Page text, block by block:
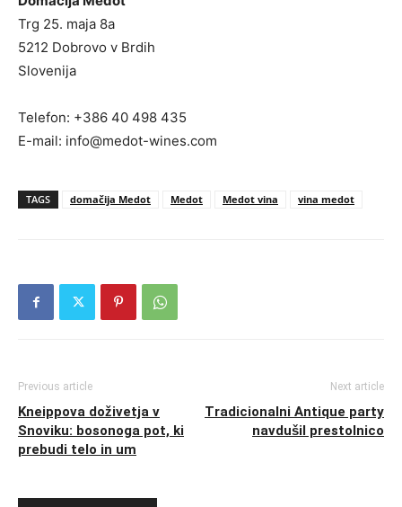
Trg 25. maja 8a
5212 Dobrovo v Brdih
Slovenija
Telefon: +386 40 498 435
E-mail: info@medot-wines.com
TAGS domačija Medot Medot Medot vina vina medot
Previous article
Kneippova doživetja v
Snoviku: bosonoga pot, ki
prebudi telo in um
Next article
Tradicionalni Antique party
navdušil prestolnico